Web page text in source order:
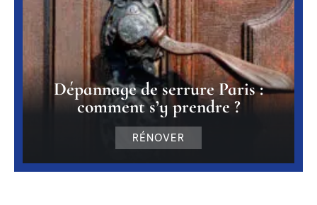
Dépannage de serrure Paris :
comment s’y prendre ?
RÉNOVER